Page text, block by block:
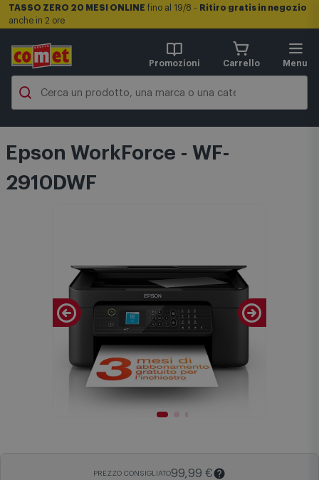
TASSO ZERO 20 MESI ONLINE fino al 19/8 - Ritiro gratis in negozio
anche in 2 ore
Promozioni Carrello Menu
Epson WorkForce - WF-
2910DWF
PREZZO CONSIGLIATO99,99 €